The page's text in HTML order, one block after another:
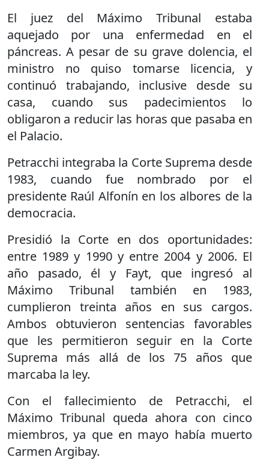
El juez del Máximo Tribunal estaba
aquejado por una enfermedad en el
páncreas. A pesar de su grave dolencia, el
ministro no quiso tomarse licencia, y
continuó trabajando, inclusive desde su
casa, cuando sus padecimientos lo
obligaron a reducir las horas que pasaba en
el Palacio.
Petracchi integraba la Corte Suprema desde
1983, cuando fue nombrado por el
presidente Raúl Alfonín en los albores de la
democracia.
Presidió la Corte en dos oportunidades:
entre 1989 y 1990 y entre 2004 y 2006. El
año pasado, él y Fayt, que ingresó al
Máximo Tribunal también en 1983,
cumplieron treinta años en sus cargos.
Ambos obtuvieron sentencias favorables
que les permitieron seguir en la Corte
Suprema más allá de los 75 años que
marcaba la ley.
Con el fallecimiento de Petracchi, el
Máximo Tribunal queda ahora con cinco
miembros, ya que en mayo había muerto
Carmen Argibay.